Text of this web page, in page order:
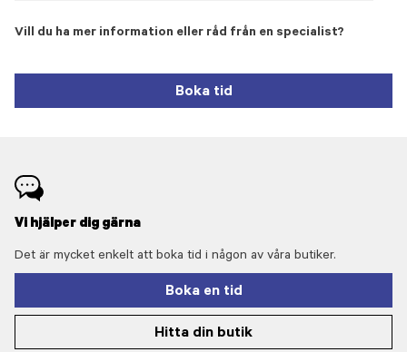
Vill du ha mer information eller råd från en specialist?
Boka tid
Vi hjälper dig gärna
Det är mycket enkelt att boka tid i någon av våra butiker.
Boka en tid
Hitta din butik